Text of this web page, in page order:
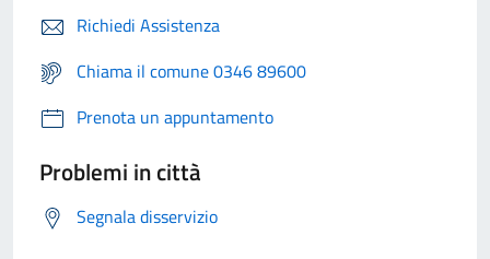
Richiedi Assistenza
Chiama il comune 0346 89600
Prenota un appuntamento
Problemi in città
Segnala disservizio